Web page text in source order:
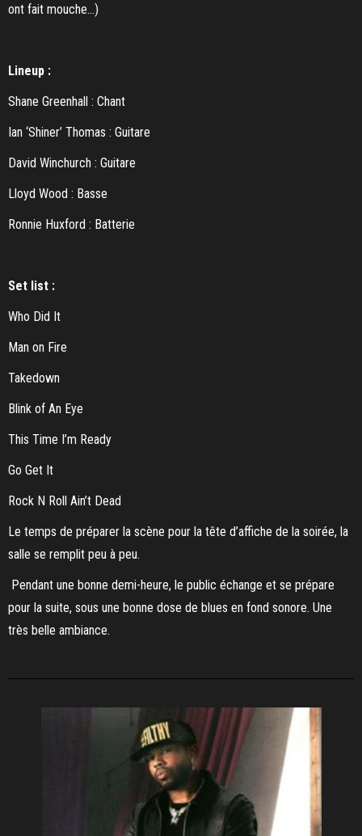
ont fait mouche…)
Lineup :
Shane Greenhall : Chant
Ian ‘Shiner’ Thomas : Guitare
David Winchurch : Guitare
Lloyd Wood : Basse
Ronnie Huxford : Batterie
Set list :
Who Did It
Man on Fire
Takedown
Blink of An Eye
This Time I’m Ready
Go Get It
Rock N Roll Ain’t Dead
Le temps de préparer la scène pour la tête d’affiche de la soirée, la
salle se remplit peu à peu.
Pendant une bonne demi-heure, le public échange et se prépare
pour la suite, sous une bonne dose de blues en fond sonore. Une
très belle ambiance.